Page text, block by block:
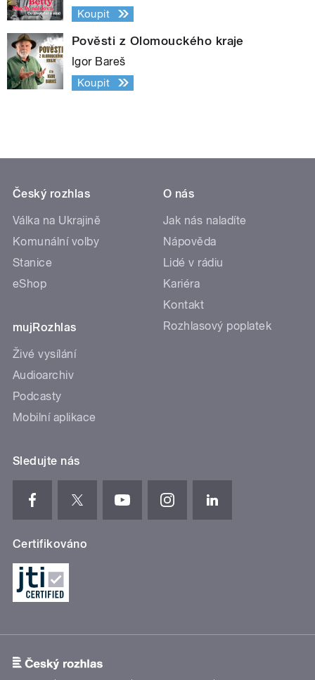
Koupit
Pověsti z Olomouckého kraje
Igor Bareš
Koupit
Český rozhlas
Válka na Ukrajině
Komunální volby
Stanice
eShop
mujRozhlas
Živé vysílání
Audioarchiv
Podcasty
Mobilní aplikace
O nás
Jak nás naladíte
Nápověda
Lidé v rádiu
Kariéra
Kontakt
Rozhlasový poplatek
Sledujte nás
Certifikováno